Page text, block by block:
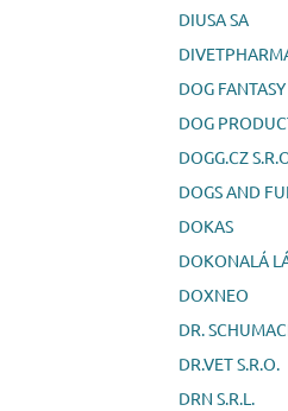
DIUSA SA
DOG FANTASY
DOG
DOGG.CZ
DOGS AND
DOKAS
DOKONALÁ
DOXNEO
DR.
DR.VET S.R.O.
DRN S.R.L.